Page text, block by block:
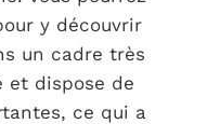
y découvrir
un cadre très
et dispose de
ce qui a